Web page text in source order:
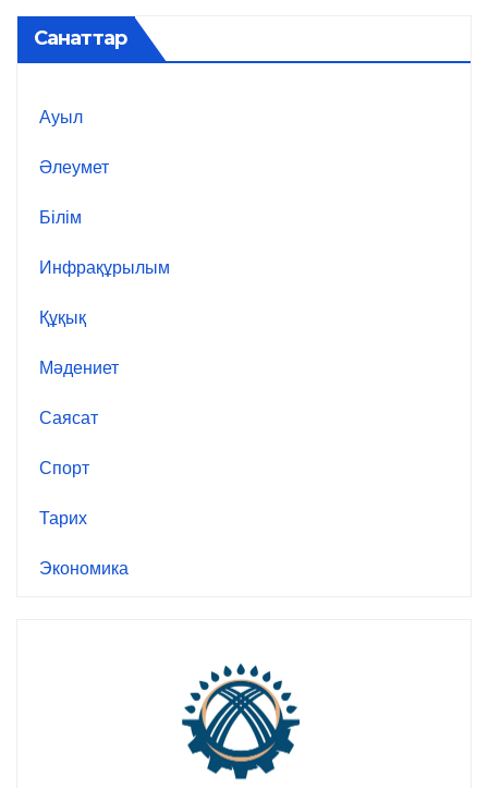
Санаттар
Ауыл
Әлеумет
Білім
Инфрақұрылым
Құқық
Мәдениет
Саясат
Спорт
Тарих
Экономика